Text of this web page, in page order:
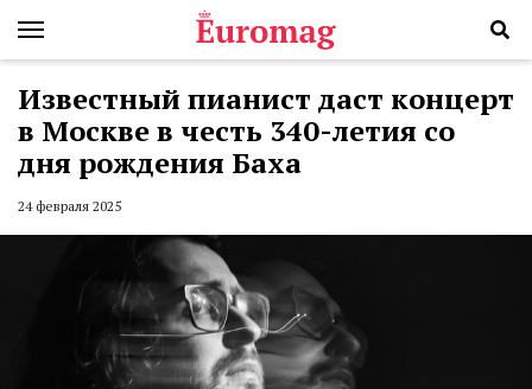
Известный пианист даст концерт
в Москве в честь 340-летия со
дня рождения Баха
24 февраля 2025